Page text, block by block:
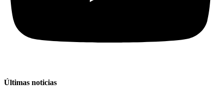
Últimas noticias